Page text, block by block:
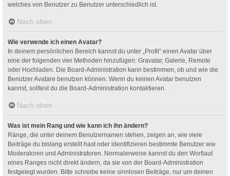
welches von Benutzer zu Benutzer unterschiedlich ist.
Nach oben
Wie verwende ich einen Avatar?
In deinem persönlichen Bereich kannst du unter „Profil“ einen Avatar über
eine der folgenden vier Methoden hinzufügen: Gravatar, Galerie, Remote
oder Hochladen. Die Board-Administration kann bestimmen, ob und wie die
Benutzer Avatare benutzen können. Wenn du keinen Avatar benutzen
kannst, solltest du die Board-Administration kontaktieren.
Nach oben
Was ist mein Rang und wie kann ich ihn ändern?
Ränge, die unter deinem Benutzernamen stehen, zeigen an, wie viele
Beiträge du bislang erstellt hast oder identifizieren bestimmte Benutzer wie
Moderatoren und Administratoren. Normalerweise kannst du den Wortlaut
eines Ranges nicht direkt ändern, da sie von der Board-Administration
festgelegt wurden. Bitte schreibe keine sinnlosen Beiträge, nur um deinen